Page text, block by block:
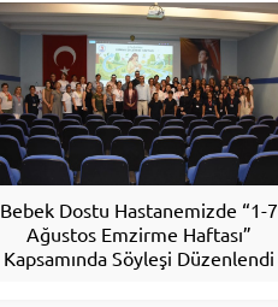
Bebek Dostu Hastanemizde “1-7
Ağustos Emzirme Haftası”
Kapsamında Söyleşi Düzenlendi